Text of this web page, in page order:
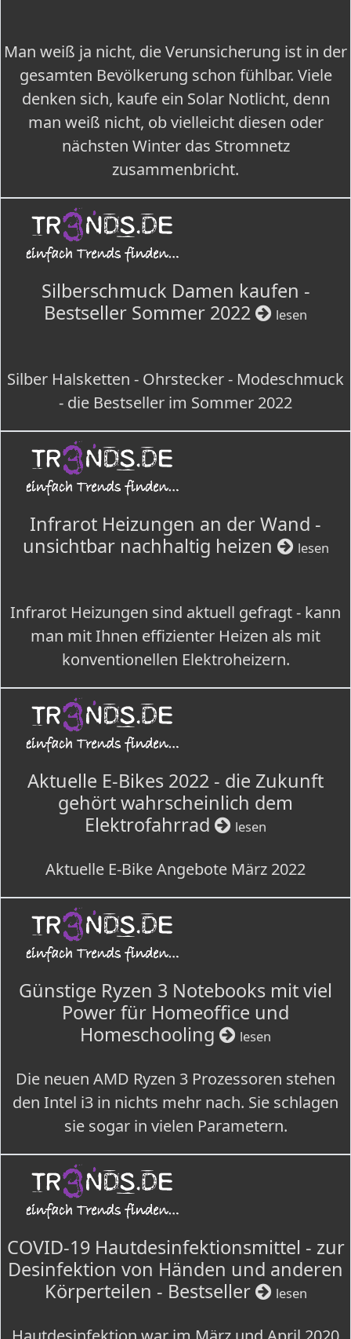
Man weiß ja nicht, die Verunsicherung ist in der
gesamten Bevölkerung schon fühlbar. Viele
denken sich, kaufe ein Solar Notlicht, denn
man weiß nicht, ob vielleicht diesen oder
nächsten Winter das Stromnetz
zusammenbricht.
Silberschmuck Damen kaufen -
Bestseller Sommer 2022
lesen
Silber Halsketten - Ohrstecker - Modeschmuck
- die Bestseller im Sommer 2022
Infrarot Heizungen an der Wand -
unsichtbar nachhaltig heizen
lesen
Infrarot Heizungen sind aktuell gefragt - kann
man mit Ihnen effizienter Heizen als mit
konventionellen Elektroheizern.
Aktuelle E-Bikes 2022 - die Zukunft
gehört wahrscheinlich dem
Elektrofahrrad
lesen
Aktuelle E-Bike Angebote März 2022
Günstige Ryzen 3 Notebooks mit viel
Power für Homeoffice und
Homeschooling
lesen
Die neuen AMD Ryzen 3 Prozessoren stehen
den Intel i3 in nichts mehr nach. Sie schlagen
sie sogar in vielen Parametern.
COVID-19 Hautdesinfektionsmittel - zur
Desinfektion von Händen und anderen
Körperteilen - Bestseller
lesen